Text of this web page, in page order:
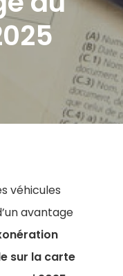
véhicules
avantage
sur la carte